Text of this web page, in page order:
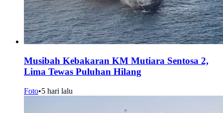
Musibah Kebakaran KM Mutiara Sentosa 2,
Lima Tewas Puluhan Hilang
Foto•5 hari lalu